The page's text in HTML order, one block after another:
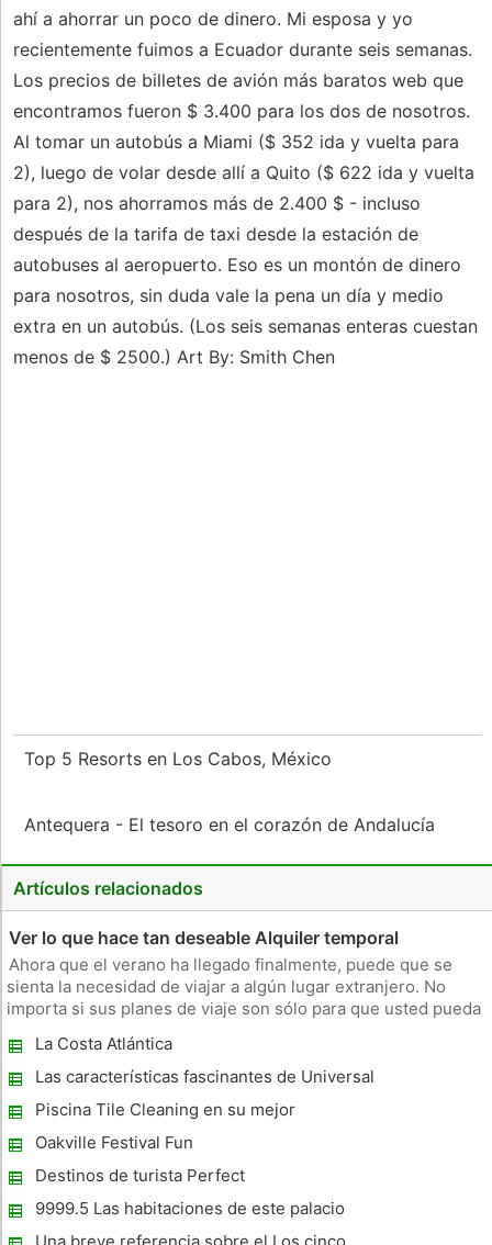
ahí a ahorrar un poco de dinero. Mi esposa y yo
recientemente fuimos a Ecuador durante seis semanas.
Los precios de billetes de avión más baratos web que
encontramos fueron $ 3.400 para los dos de nosotros.
Al tomar un autobús a Miami ($ 352 ida y vuelta para
2), luego de volar desde allí a Quito ($ 622 ida y vuelta
para 2), nos ahorramos más de 2.400 $ - incluso
después de la tarifa de taxi desde la estación de
autobuses al aeropuerto. Eso es un montón de dinero
para nosotros, sin duda vale la pena un día y medio
extra en un autobús. (Los seis semanas enteras cuestan
menos de $ 2500.) Art By: Smith Chen
Top 5 Resorts en Los Cabos, México
Antequera - El tesoro en el corazón de Andalucía
Artículos relacionados
Ver lo que hace tan deseable Alquiler temporal
Ahora que el verano ha llegado finalmente, puede que se
sienta la necesidad de viajar a algún lugar extranjero. No
importa si sus planes de viaje son sólo para que usted pueda
alojarse en, probar algo diferente con alquileres de
vacaciones. N
La Costa Atlántica
Las características fascinantes de Universal
Studios
Piscina Tile Cleaning en su mejor
Oakville Festival Fun
Destinos de turista Perfect
9999.5 Las habitaciones de este palacio